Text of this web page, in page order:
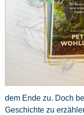
dem Ende zu. Doch
Geschichte zu